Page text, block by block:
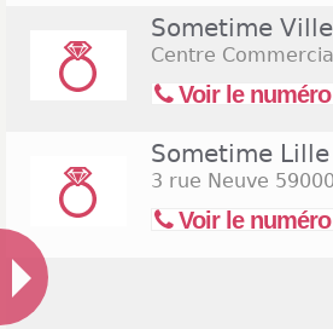
Sometime
Centre
Voir le numéro
Sometime Lille
3 rue Neuve
Voir le numéro